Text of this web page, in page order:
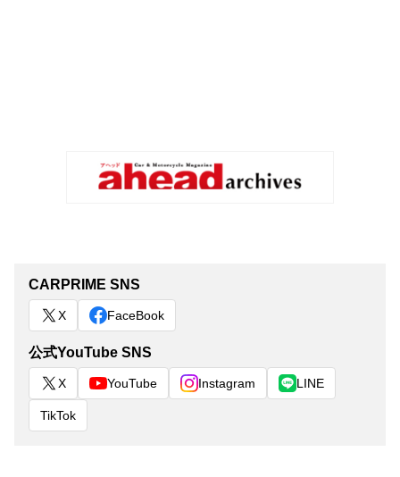
CARPRIME SNS
X FaceBook
公式YouTube SNS
X YouTube Instagram LINE
TikTok